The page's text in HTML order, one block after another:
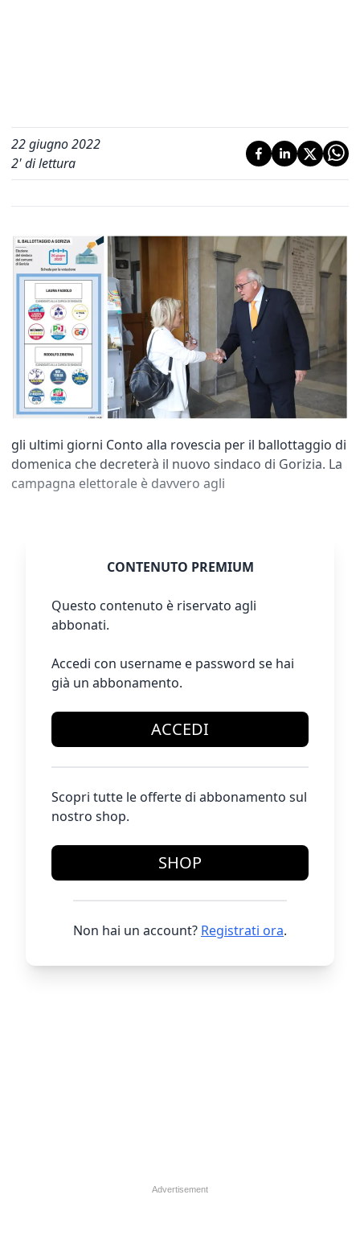
22 giugno 2022
2' di lettura
gli ultimi giorni Conto alla rovescia per il ballottaggio di
domenica che decreterà il nuovo sindaco di Gorizia. La
campagna elettorale è davvero agli
CONTENUTO PREMIUM
Questo contenuto è riservato agli
abbonati.
Accedi con username e password se hai
già un abbonamento.
ACCEDI
Scopri tutte le offerte di abbonamento sul
nostro shop.
SHOP
Non hai un account? Registrati ora.